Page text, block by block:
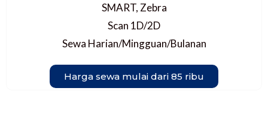
SMART, Zebra
Scan 1D/2D
Sewa Harian/Mingguan/Bulanan
Harga sewa mulai dari 85 ribu